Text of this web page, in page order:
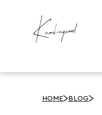
HOME BLOG